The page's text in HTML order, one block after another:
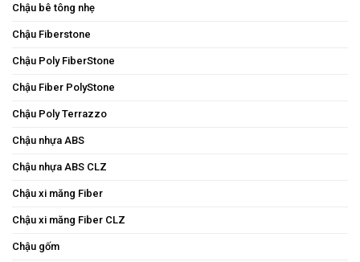
Chậu bê tông nhẹ
Chậu Fiberstone
Chậu Poly FiberStone
Chậu Fiber PolyStone
Chậu Poly Terrazzo
Chậu nhựa ABS
Chậu nhựa ABS CLZ
Chậu xi măng Fiber
Chậu xi măng Fiber CLZ
Chậu gốm